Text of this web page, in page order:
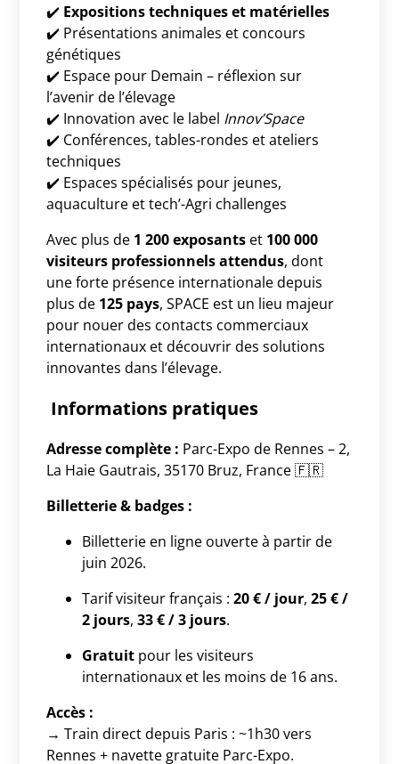
✔️ Expositions techniques et matérielles
✔️ Présentations animales et concours
génétiques
✔️ Espace pour Demain – réflexion sur
l’avenir de l’élevage
✔️ Innovation avec le label Innov’Space
✔️ Conférences, tables-rondes et ateliers
techniques
✔️ Espaces spécialisés pour jeunes,
aquaculture et tech’-Agri challenges
Avec plus de 1 200 exposants et 100 000
visiteurs professionnels attendus, dont
une forte présence internationale depuis
plus de 125 pays, SPACE est un lieu majeur
pour nouer des contacts commerciaux
internationaux et découvrir des solutions
innovantes dans l’élevage.
Informations pratiques
Adresse complète : Parc-Expo de Rennes – 2,
La Haie Gautrais, 35170 Bruz, France 🇫🇷
Billetterie & badges :
Billetterie en ligne ouverte à partir de
juin 2026.
Tarif visiteur français :20 € / jour,25 € /
2 jours,33 € / 3 jours.
Gratuit pour les visiteurs
internationaux et les moins de 16 ans.
Accès :
→ Train direct depuis Paris : ~1h30 vers
Rennes + navette gratuite Parc-Expo.